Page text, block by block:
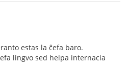
estas la ĉefa baro.
lingvo sed helpa internacia